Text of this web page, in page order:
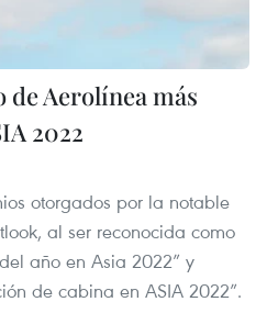
Aerolínea más
2022
otorgados por la notable
al ser reconocida como
año en Asia 2022” y
de cabina en ASIA 2022”.